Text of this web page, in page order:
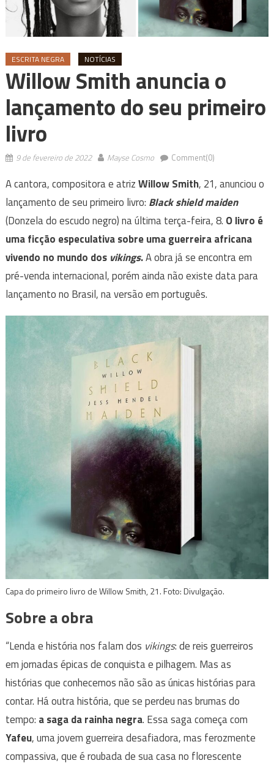
ESCRITA NEGRA NOTÍCIAS
Willow Smith anuncia o
lançamento do seu primeiro
livro
9 de fevereiro de 2022 Mayse Cosmo Comment(0)
A cantora, compositora e atrizWillow Smith, 21, anunciou o
lançamento de seu primeiro livro: Black shield maiden
(Donzela do escudo negro) na última terça-feira, 8. O livro é
uma ficção especulativa sobre uma guerreira africana
vivendo no mundo dos vikings.A obra já se encontra em
pré-venda internacional, porém ainda não existe data para
lançamento no Brasil, na versão em português.
Capa do primeiro livro de Willow Smith, 21. Foto: Divulgação.
Sobre a obra
“Lenda e história nos falam dos vikings: de reis guerreiros
em jornadas épicas de conquista e pilhagem. Mas as
histórias que conhecemos não são as únicas histórias para
contar. Há outra história, que se perdeu nas brumas do
tempo: a saga da rainha negra. Essa saga começa com
Yafeu, uma jovem guerreira desafiadora, mas ferozmente
compassiva, que é roubada de sua casa no florescente